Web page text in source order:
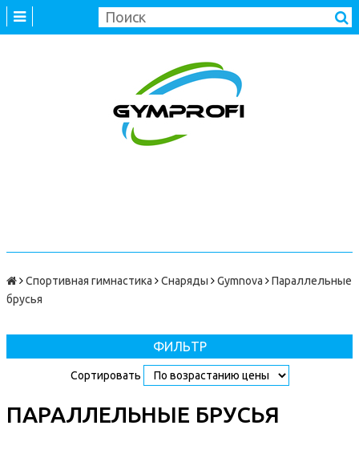
Спортивная гимнастика Снаряды Gymnova
Параллельные
брусья
ФИЛЬТР
Сортировать
ПАРАЛЛЕЛЬНЫЕ БРУСЬЯ